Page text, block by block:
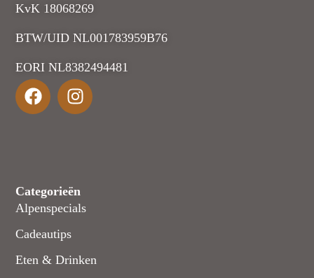
KvK 18068269
BTW/UID NL001783959B76
EORI NL8382494481
Categorieën
Alpenspecials
Cadeautips
Eten & Drinken